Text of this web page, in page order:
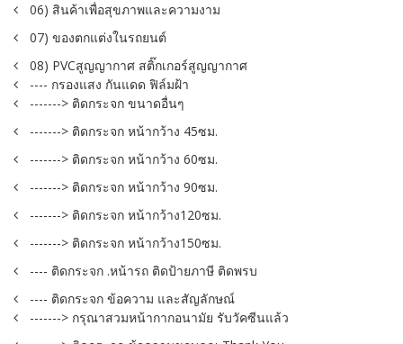
06) สินค้าเพื่อสุขภาพและความงาม
07) ของตกแต่งในรถยนต์
08) PVCสูญญากาศ สติ๊กเกอร์สูญญากาศ
---- กรองแสง กันแดด ฟิล์มฝ้า
-------> ติดกระจก ขนาดอื่นๆ
-------> ติดกระจก หน้ากว้าง 45ซม.
-------> ติดกระจก หน้ากว้าง 60ซม.
-------> ติดกระจก หน้ากว้าง 90ซม.
-------> ติดกระจก หน้ากว้าง120ซม.
-------> ติดกระจก หน้ากว้าง150ซม.
---- ติดกระจก .หน้ารถ ติดป้ายภาษี ติดพรบ
---- ติดกระจก ข้อความ และสัญลักษณ์
-------> กรุณาสวมหน้ากากอนามัย รับวัคซีนแล้ว